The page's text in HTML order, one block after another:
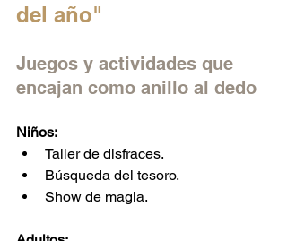
del año"
Juegos y actividades que
encajan como anillo al dedo
Niños:
Taller de disfraces.
Búsqueda del tesoro.
Show de magia.